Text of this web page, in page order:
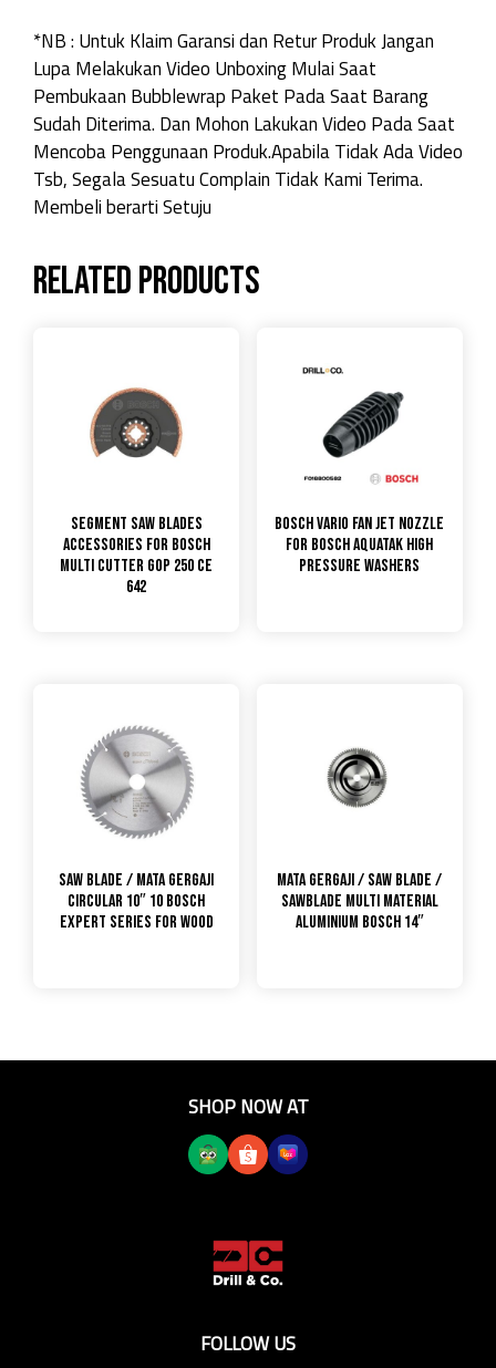
*NB : Untuk Klaim Garansi dan Retur Produk Jangan
Lupa Melakukan Video Unboxing Mulai Saat
Pembukaan Bubblewrap Paket Pada Saat Barang
Sudah Diterima. Dan Mohon Lakukan Video Pada Saat
Mencoba Penggunaan Produk.Apabila Tidak Ada Video
Tsb, Segala Sesuatu Complain Tidak Kami Terima.
Membeli berarti Setuju
Related products
Segment Saw Blades
Accessories for Bosch
Multi Cutter GOP 250 CE
642
Bosch Vario Fan Jet Nozzle
for Bosch Aquatak High
Pressure Washers
Saw Blade / Mata Gergaji
Circular 10″ 10 Bosch
Expert Series for Wood
Mata Gergaji / Saw Blade /
Sawblade Multi Material
Aluminium Bosch 14″
SHOP NOW AT
FOLLOW US